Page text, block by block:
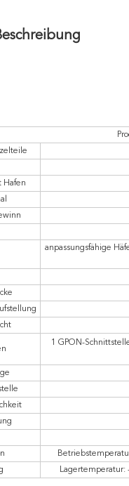
Hafen
anpassungsfähige
1 GPON-
Lagertemperatur: